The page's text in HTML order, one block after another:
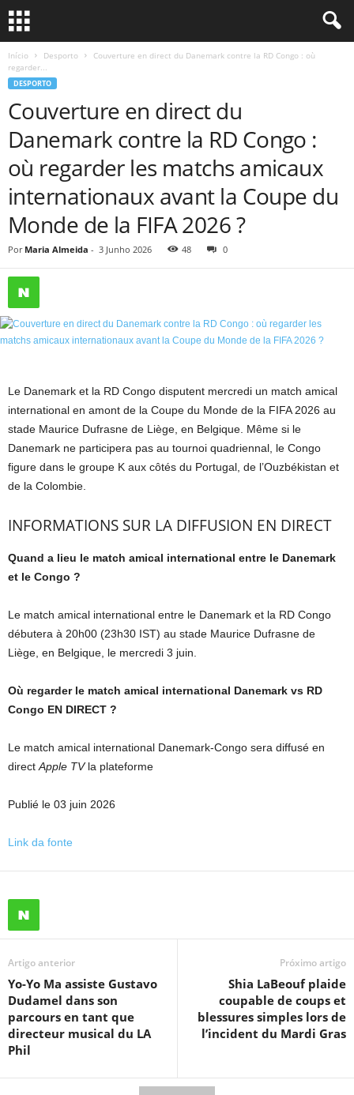
Início Desporto
Couverture en direct du Danemark contre la RD Congo : où
regarder...
DESPORTO
Couverture en direct du
Danemark contre la RD Congo :
où regarder les matchs amicaux
internationaux avant la Coupe du
Monde de la FIFA 2026 ?
Por Maria Almeida - 3 Junho 2026 48 0
Le Danemark et la RD Congo disputent mercredi un match amical
international en amont de la Coupe du Monde de la FIFA 2026 au
stade Maurice Dufrasne de Liège, en Belgique. Même si le
Danemark ne participera pas au tournoi quadriennal, le Congo
figure dans le groupe K aux côtés du Portugal, de l’Ouzbékistan et
de la Colombie.
INFORMATIONS SUR LA DIFFUSION EN DIRECT
Quand a lieu le match amical international entre le Danemark
et le Congo ?
Le match amical international entre le Danemark et la RD Congo
débutera à 20h00 (23h30 IST) au stade Maurice Dufrasne de
Liège, en Belgique, le mercredi 3 juin.
Où regarder le match amical international Danemark vs RD
Congo EN DIRECT ?
Le match amical international Danemark-Congo sera diffusé en
direct Apple TVla plateforme
Publié le 03 juin 2026
Link da fonte
Artigo anterior
Yo-Yo Ma assiste Gustavo
Dudamel dans son
parcours en tant que
directeur musical du LA
Phil
Próximo artigo
Shia LaBeouf plaide
coupable de coups et
blessures simples lors de
l’incident du Mardi Gras